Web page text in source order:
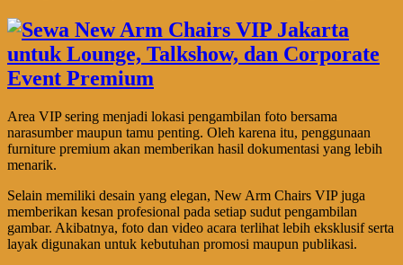
Area VIP sering menjadi lokasi pengambilan foto bersama
narasumber maupun tamu penting. Oleh karena itu, penggunaan
furniture premium akan memberikan hasil dokumentasi yang lebih
menarik.
Selain memiliki desain yang elegan, New Arm Chairs VIP juga
memberikan kesan profesional pada setiap sudut pengambilan
gambar. Akibatnya, foto dan video acara terlihat lebih eksklusif serta
layak digunakan untuk kebutuhan promosi maupun publikasi.